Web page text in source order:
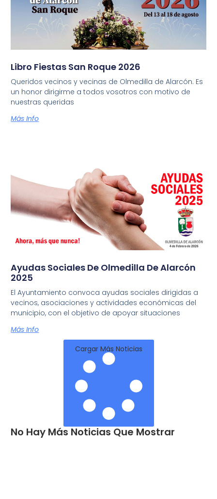
Libro Fiestas San Roque 2026
Queridos vecinos y vecinas de Olmedilla de Alarcón. Es
un honor dirigirme a todos vosotros con motivo de
nuestras queridas
Más Info
Ayudas Sociales De Olmedilla De Alarcón
2025
El Ayuntamiento convoca ayudas sociales dirigidas a
vecinos, asociaciones y actividades económicas del
municipio, con el objetivo de apoyar situaciones
Más Info
Cargar Más Noticias
No Hay Más Noticias Que Mostrar